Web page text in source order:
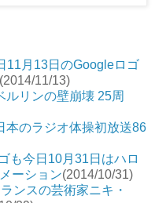
11月13日のGoogleロゴ
(2014/11/13)
リンの壁崩壊 25周
本のラジオ体操初放送86
も今日10月31日はハロ
ーション(2014/10/31)
ンスの芸術家ニキ・